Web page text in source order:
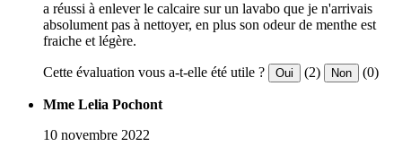
a réussi à enlever le calcaire sur un lavabo que je n'arrivais
absolument pas à nettoyer, en plus son odeur de menthe est
fraiche et légère.
Cette évaluation vous a-t-elle été utile ? Oui (2) Non (0)
Mme Lelia Pochont
10 novembre 2022